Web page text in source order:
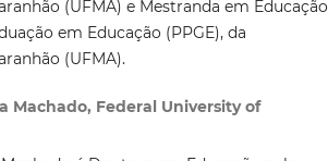
(UFMA) e Mestranda em Educação
em Educação (PPGE), da
(UFMA).
Machado, Federal University of